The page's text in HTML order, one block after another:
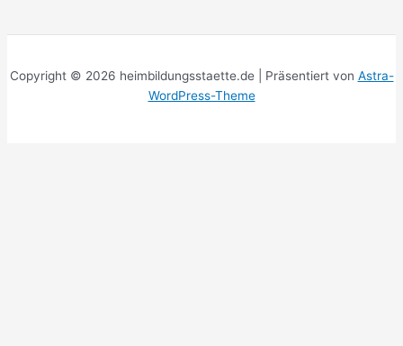
Copyright © 2026 heimbildungsstaette.de | Präsentiert von Astra-
WordPress-Theme